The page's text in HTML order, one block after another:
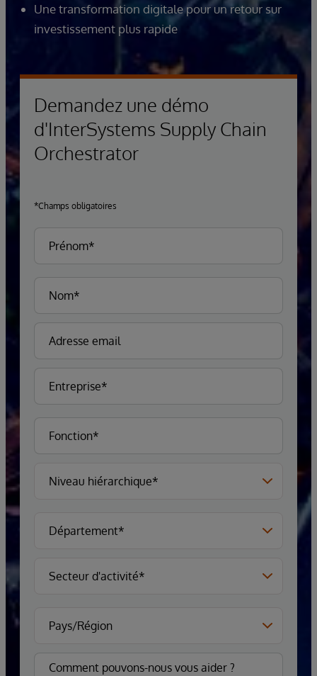
Une transformation digitale pour un retour sur
investissement plus rapide
Demandez une démo
d'InterSystems Supply Chain
Orchestrator
*Champs obligatoires